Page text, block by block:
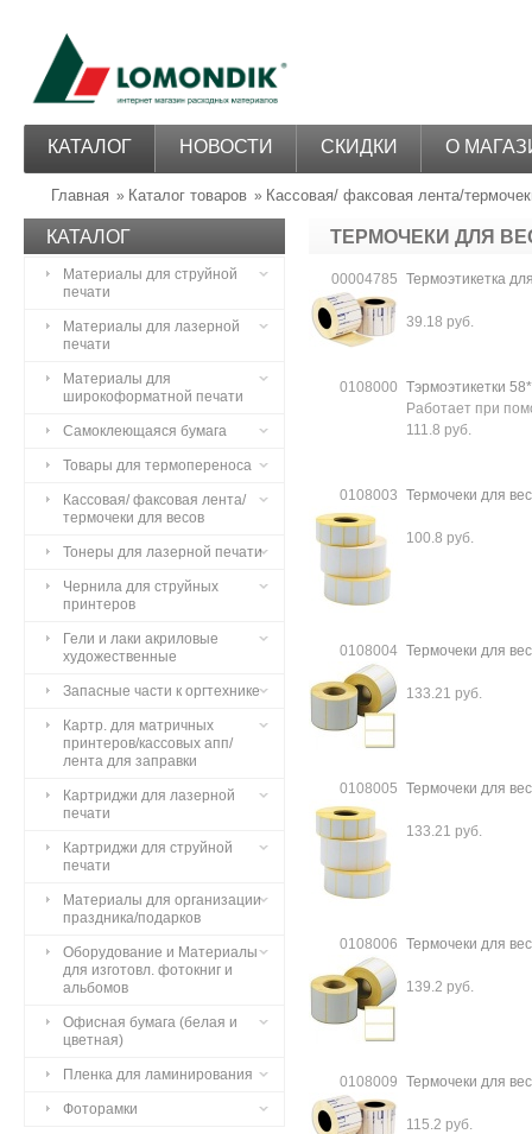
КАТАЛОГ НОВОСТИ СКИДКИ О
Главная » Каталог товаров » Кассовая/ факсовая лента/
ТЕРМОЧЕКИ ДЛЯ
00004785 Термоэтикетка
39.18 руб.
0108000 Тэрмоэтикетки
Работает при
111.8 руб.
0108003 Термочеки для
100.8 руб.
0108004 Термочеки для
133.21 руб.
0108005 Термочеки для
133.21 руб.
0108006 Термочеки для
139.2 руб.
0108009 Термочеки для
115.2 руб.
КАТАЛОГ
Материалы для струйной
печати
Материалы для лазерной
печати
Материалы для
широкоформатной печати
Самоклеющаяся бумага
Товары для термопереноса
Кассовая/ факсовая лента/
термочеки для весов
Тонеры для лазерной печати
Чернила для струйных
принтеров
Гели и лаки акриловые
художественные
Запасные части к оргтехнике
Картр. для матричных
принтеров/кассовых апп/
лента для заправки
Картриджи для лазерной
печати
Картриджи для струйной
печати
Материалы для организации
праздника/подарков
Оборудование и Материалы
для изготовл. фотокниг и
альбомов
Офисная бумага (белая и
цветная)
Пленка для ламинирования
Фоторамки